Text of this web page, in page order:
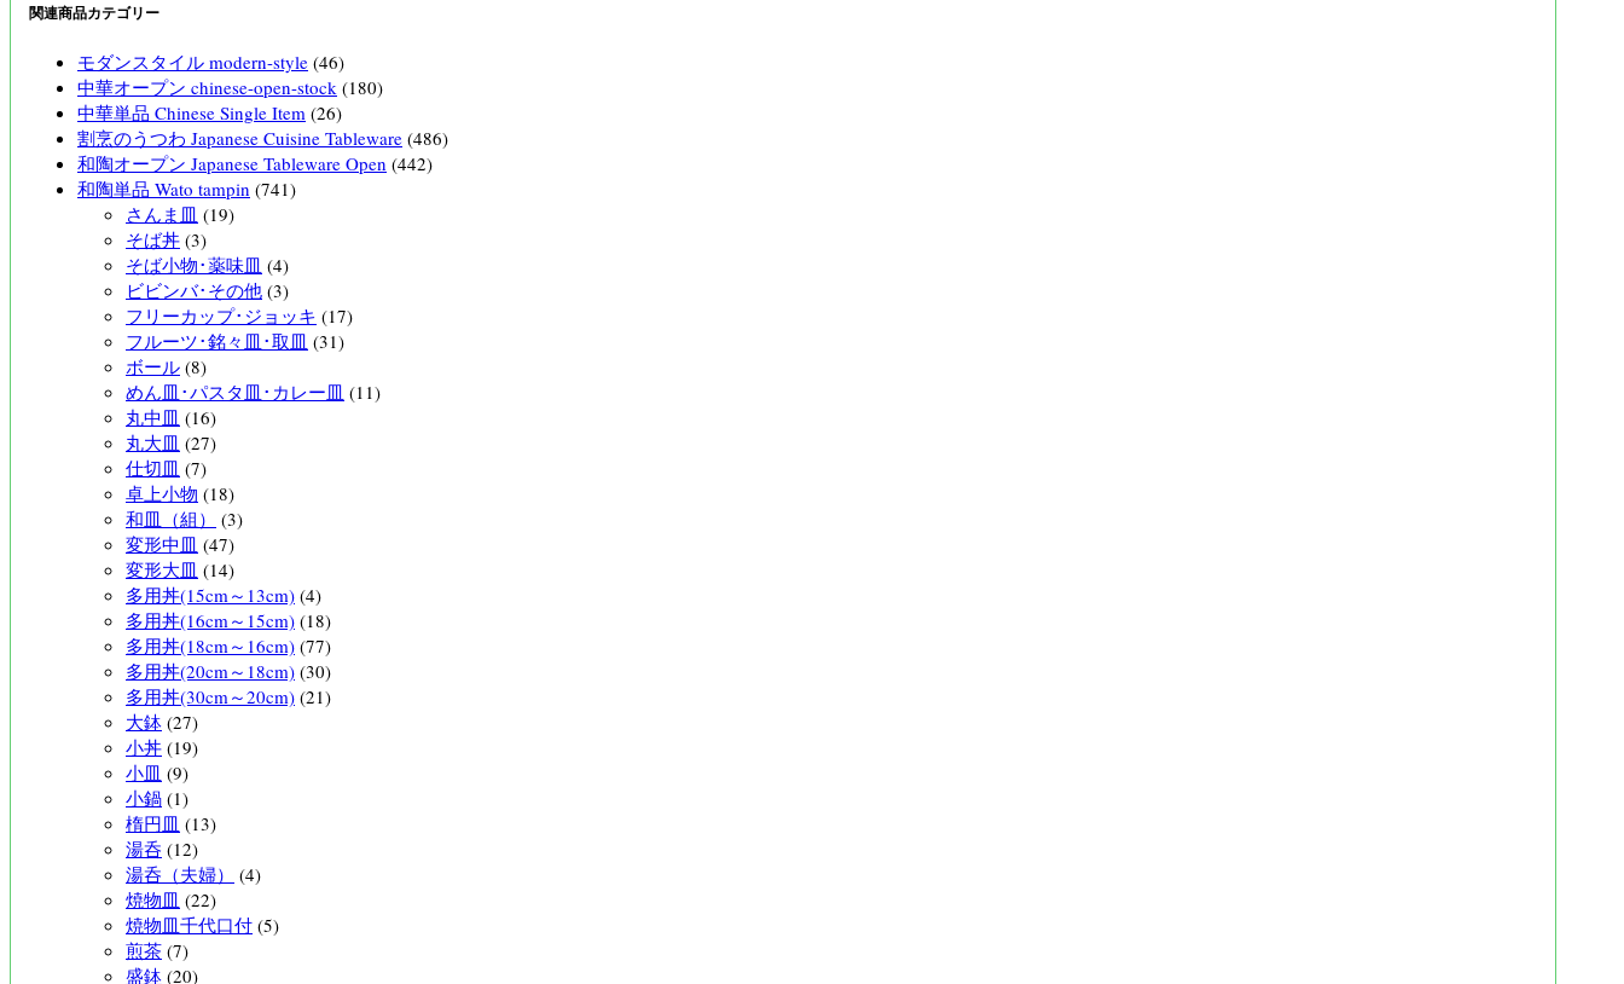
関連商品カテゴリー
モダンスタイル modern-style (46)
中華オープン chinese-open-stock (180)
中華単品 Chinese Single Item (26)
割烹のうつわ Japanese Cuisine Tableware (486)
和陶オープン Japanese Tableware Open (442)
和陶単品 Wato tampin (741)
さんま皿 (19)
そば丼 (3)
そば小物･薬味皿 (4)
ビビンバ･その他 (3)
フリーカップ･ジョッキ (17)
フルーツ･銘々皿･取皿 (31)
ボール (8)
めん皿･パスタ皿･カレー皿 (11)
丸中皿 (16)
丸大皿 (27)
仕切皿 (7)
卓上小物 (18)
和皿（組）
(3)
変形中皿 (47)
変形大皿 (14)
多用丼(15cm～13cm) (4)
多用丼(16cm～15cm) (18)
多用丼(18cm～16cm) (77)
多用丼(20cm～18cm) (30)
多用丼(30cm～20cm) (21)
大鉢 (27)
小丼 (19)
小皿 (9)
小鍋 (1)
楕円皿 (13)
湯呑 (12)
湯呑（夫婦）
(4)
焼物皿 (22)
焼物皿千代口付 (5)
煎茶 (7)
盛鉢 (20)